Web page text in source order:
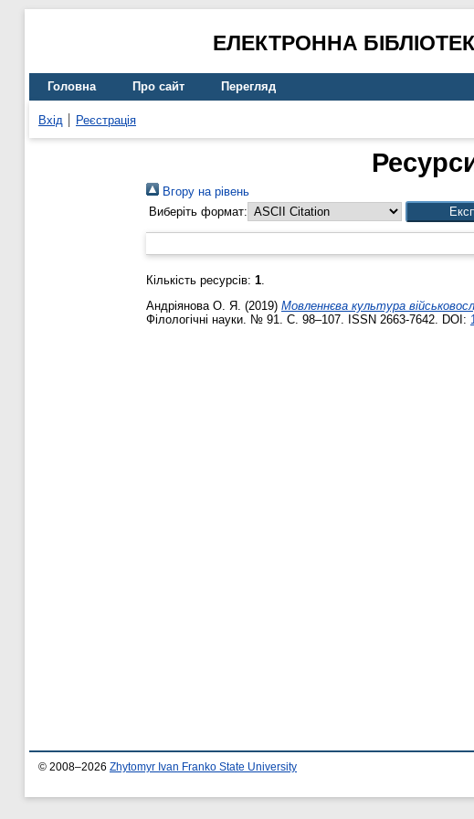
ЕЛЕКТРОННА
Головна Про сайт Перегляд
Вхід Реєстрація
Вгору на рівень
Виберіть формат:
Кількість ресурсів: 1.
Андріянова О. Я. (2019) Мовленнєва культура
Філологічні науки. № 91. С. 98–107. ISSN 2663-7642. DOI:
© 2008–2026 Zhytomyr Ivan Franko State University